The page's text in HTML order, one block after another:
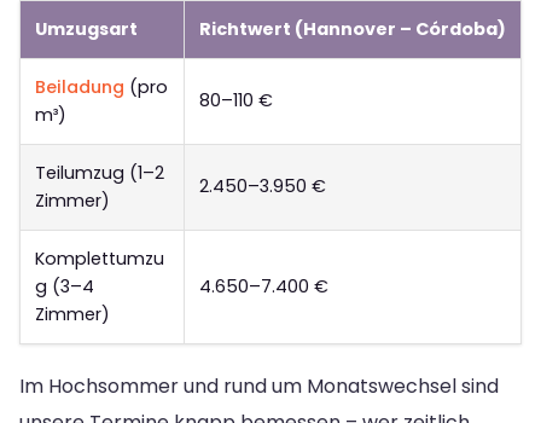
Umzugsart Richtwert (Hannover – Córdoba)
Beiladung (pro
m³)
80–110 €
Teilumzug (1–2
Zimmer)
2.450–3.950 €
Komplettumzu
g (3–4
Zimmer)
4.650–7.400 €
Im Hochsommer und rund um Monatswechsel sind